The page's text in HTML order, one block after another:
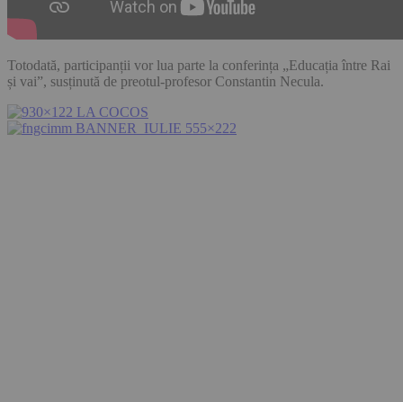
Totodată, participanții vor lua parte la conferința „Educația între Rai
și vai”, susținută de preotul-profesor Constantin Necula.